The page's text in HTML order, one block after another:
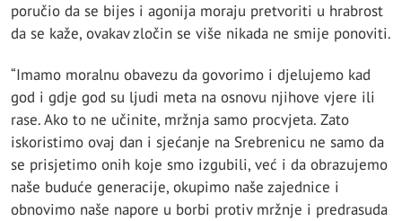
poručio da se bijes i agonija moraju pretvoriti u hrabrost
da se kaže, ovakav zločin se više nikada ne smije ponoviti.
“Imamo moralnu obavezu da govorimo i djelujemo kad
god i gdje god su ljudi meta na osnovu njihove vjere ili
rase. Ako to ne učinite, mržnja samo procvjeta. Zato
iskoristimo ovaj dan i sjećanje na Srebrenicu ne samo da
se prisjetimo onih koje smo izgubili, već i da obrazujemo
naše buduće generacije, okupimo naše zajednice i
obnovimo naše napore u borbi protiv mržnje i predrasuda